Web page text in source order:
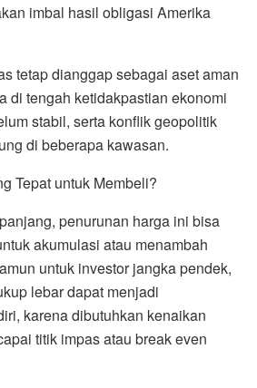
imbal hasil obligasi Amerika
tetap dianggap sebagai aset aman
di tengah ketidakpastian ekonomi
stabil, serta konflik geopolitik
di beberapa kawasan.
Tepat untuk Membeli?
penurunan harga ini bisa
akumulasi atau menambah
untuk investor jangka pendek,
lebar dapat menjadi
karena dibutuhkan kenaikan
titik impas atau break even